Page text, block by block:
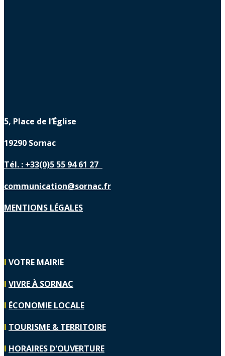
5, Place de l’Église
19290 Sornac
Tél. : +33(0)5 55 94 61 27
communication@sornac.fr
MENTIONS LÉGALES
I VOTRE MAIRIE
I VIVRE À SORNAC
I ÉCONOMIE LOCALE
I TOURISME & TERRITOIRE
I HORAIRES D'OUVERTURE